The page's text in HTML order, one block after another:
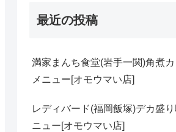
最近の投稿
満家まんち食堂(岩手一関)角煮
メニュー[オモウマい店]
レディバード(福岡飯塚)デカ盛
ニュー[オモウマい店]